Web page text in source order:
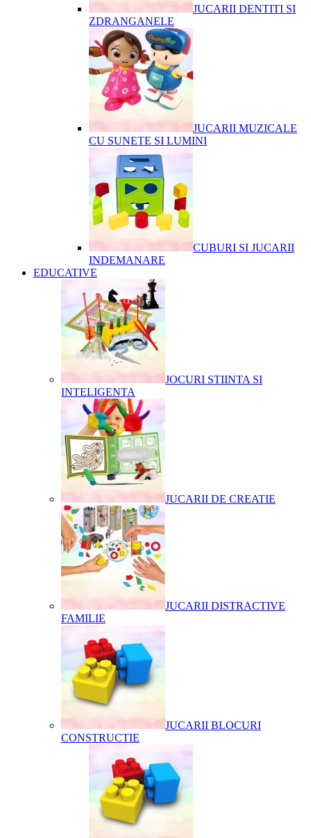
JUCARII DENTITI SI
ZDRANGANELE
JUCARII MUZICALE
CU SUNETE SI LUMINI
CUBURI SI JUCARII
INDEMANARE
EDUCATIVE
JOCURI STIINTA SI
INTELIGENTA
JUCARII DE CREATIE
JUCARII DISTRACTIVE
FAMILIE
JUCARII BLOCURI
CONSTRUCTIE